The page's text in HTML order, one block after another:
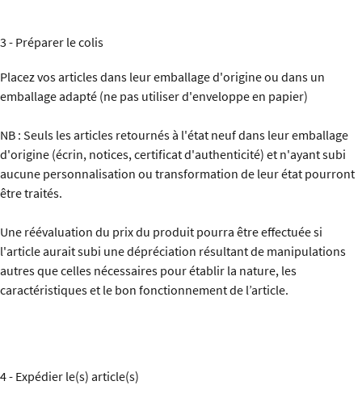
3 - Préparer le colis
Placez vos articles dans leur emballage d'origine ou dans un
emballage adapté (ne pas utiliser d'enveloppe en papier)
NB : Seuls les articles retournés à l'état neuf dans leur emballage
d'origine (écrin, notices, certificat d'authenticité) et n'ayant subi
aucune personnalisation ou transformation de leur état pourront
être traités.
Une réévaluation du prix du produit pourra être effectuée si
l'article aurait subi une dépréciation résultant de manipulations
autres que celles nécessaires pour établir la nature, les
caractéristiques et le bon fonctionnement de l’article.
4 - Expédier le(s) article(s)